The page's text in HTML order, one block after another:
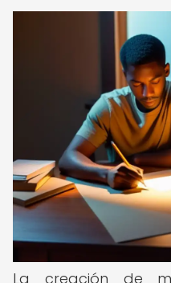
La creación de